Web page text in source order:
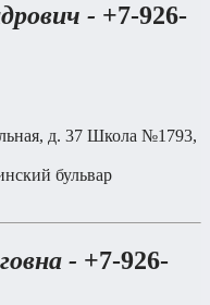
- +7-926-
д. 37 Школа №1793,
бульвар
- +7-926-